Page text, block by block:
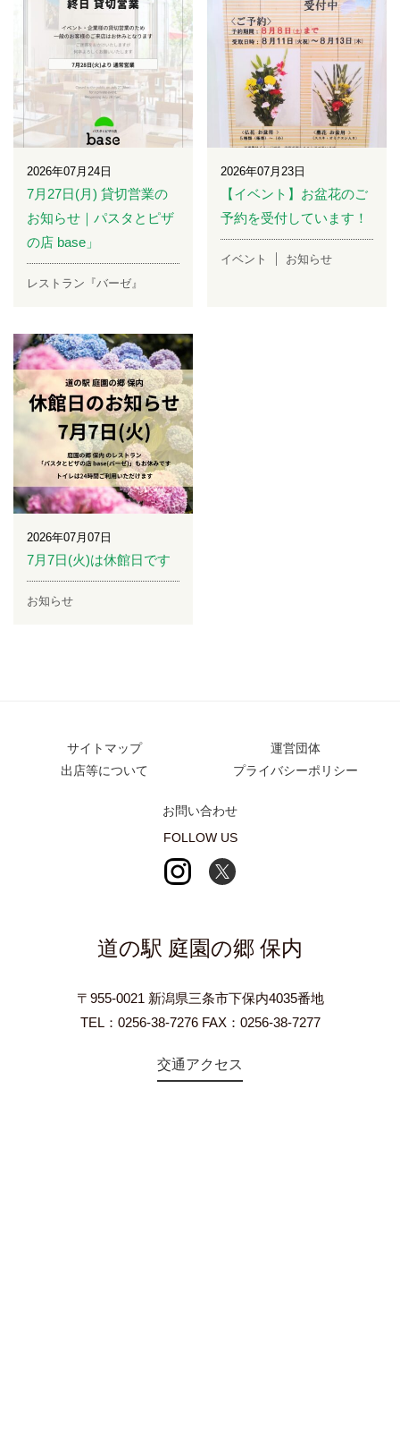
2026年07月24日
7月27日(月) 貸切営業の
お知らせ｜パスタとピザ
の店 base」
レストラン『バーゼ』
2026年07月23日
【イベント】お盆花のご
予約を受付しています！
イベント お知らせ
2026年07月07日
7月7日(火)は休館日です
お知らせ
サイトマップ
運営団体
出店等について
プライバシーポリシー
お問い合わせ
FOLLOW US
道の駅 庭園の郷 保内
〒955-0021 新潟県三条市下保内4035番地
TEL：0256-38-7276 FAX：0256-38-7277
交通アクセス